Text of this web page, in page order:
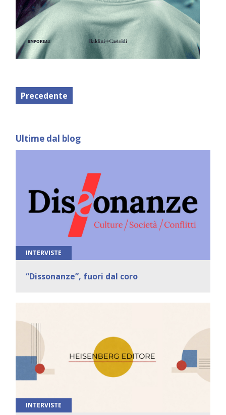
Precedente
Ultime dal blog
INTERVISTE
“Dissonanze”, fuori dal coro
INTERVISTE